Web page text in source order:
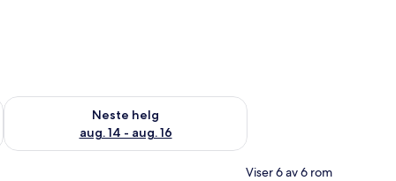
7 - aug. 9
Neste helg
aug. 14 - aug. 16
Sjekk tilgjengelighet for neste helg, aug. 14 - aug. 16
Viser 6 av 6 rom